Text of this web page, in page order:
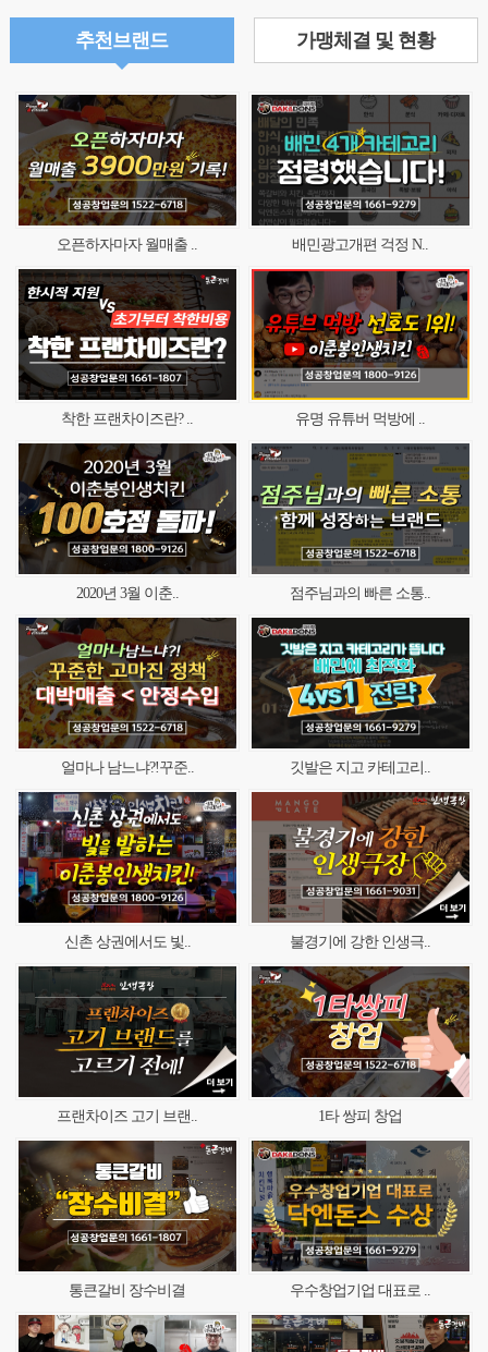
추천브랜드 가맹체결 및 현황
오픈하자마자 월매출 .. 배민광고개편 걱정 N..
착한 프랜차이즈란? .. 유명 유튜버 먹방에 ..
2020년 3월 이춘.. 점주님과의 빠른 소통..
얼마나 남느냐?!꾸준.. 깃발은 지고 카테고리..
신촌 상권에서도 빛.. 불경기에 강한 인생극..
프랜차이즈 고기 브랜.. 1타 쌍피 창업
통큰갈비 장수비결 우수창업기업 대표로 ..